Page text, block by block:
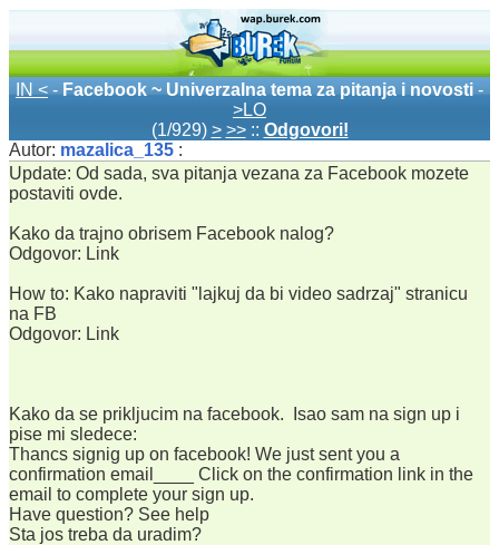
IN < - Facebook ~ Univerzalna tema za pitanja i novosti -
>LO
(1/929) > >> :: Odgovori!
Autor: mazalica_135 :
Update: Od sada, sva pitanja vezana za Facebook mozete
postaviti ovde.
Kako da trajno obrisem Facebook nalog?
Odgovor: Link
How to: Kako napraviti "lajkuj da bi video sadrzaj" stranicu
na FB
Odgovor: Link
Kako da se prikljucim na facebook. Isao sam na sign up i
pise mi sledece:
Thancs signig up on facebook! We just sent you a
confirmation email____ Click on the confirmation link in the
email to complete your sign up.
Have question? See help
Sta jos treba da uradim?